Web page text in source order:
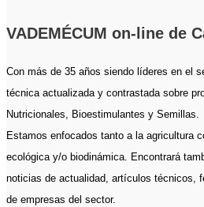
VADEMÉCUM on-line de
Con más de 35 años siendo líderes en el
técnica actualizada y contrastada sobre
Nutricionales, Bioestimulantes y Semillas.
Estamos enfocados tanto a la agricultura
ecológica y/o biodinámica. Encontrará
noticias de actualidad, artículos técnicos,
de empresas del sector.